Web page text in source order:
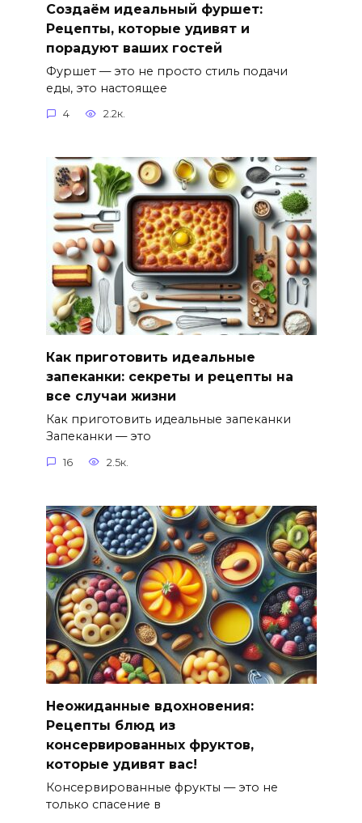
Создаём идеальный фуршет:
Рецепты, которые удивят и
порадуют ваших гостей
Фуршет — это не просто стиль подачи
еды, это настоящее
4 2.2к.
Как приготовить идеальные
запеканки: секреты и рецепты на
все случаи жизни
Как приготовить идеальные запеканки
Запеканки — это
16 2.5к.
Неожиданные вдохновения:
Рецепты блюд из
консервированных фруктов,
которые удивят вас!
Консервированные фрукты — это не
только спасение в